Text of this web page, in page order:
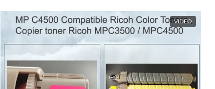
VIDEO